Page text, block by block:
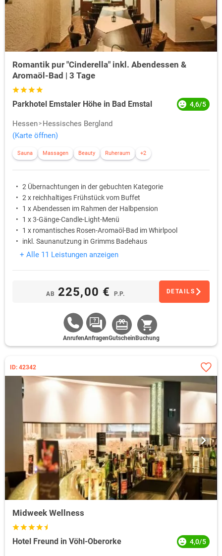
aufgebaut. Auch Hilfskräfte der damaligen Hitler-Jugend und des
Reichsarbeitsdienstes bauten zahlreiche Häuser und wichtige Bauten
wieder auf.
Romantik pur "Cinderella" inkl. Abendessen &
Aromaöl-Bad | 3 Tage
Parkhotel Emstaler Höhe in Bad Emstal 4,6/5
Hessen
Hessisches Bergland
(Karte öffnen)
Sauna Massagen Beauty Ruheraum +2
2 Übernachtungen in der gebuchten Kategorie
2 x reichhaltiges Frühstück vom Buffet
1 x Abendessen im Rahmen der Halbpension
1 x 3-Gänge-Candle-Light-Menü
1 x romantisches Rosen-Aromaöl-Bad im Whirlpool
inkl. Saunanutzung in Grimms Badehaus
+ Alle 11 Leistungen anzeigen
AB 225,00 € P.P. DETAILS
AnrufenAnfragenGutschein Buchung
ID: 42342
Midweek Wellness
Hotel Freund in Vöhl-Oberorke 4,0/5